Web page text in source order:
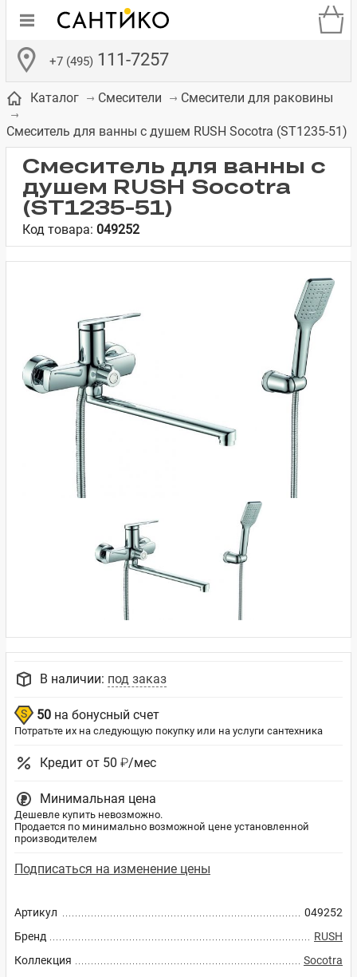
+7 (495) 111-7257
Бачки для
унитазов
Сиденья для
унитазов
Смесители для
встраиваемых
систем
Зеркало-шкаф
Полки в ванную
комнату
Каталог Смесители Смесители для раковины
Смеситель для ванны с душем RUSH Socotra (ST1235-51)
Смеситель для ванны с
душем RUSH Socotra
(ST1235-51)
Код товара: 049252
Артикул
049252
Бренд
RUSH
Коллекция
Socotra
В наличии: под заказ
50 на бонусный счет
Потратьте их на следующую покупку или на услуги сантехника
Кредит от 50 ₽/мес
Минимальная цена
Дешевле купить невозможно.
Продается по минимально возможной цене установленной
производителем
Подписаться на изменение цены